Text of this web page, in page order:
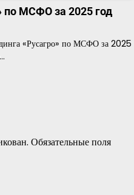
по МСФО за 2025 год
«Русагро» по МСФО за 2025
Обязательные поля